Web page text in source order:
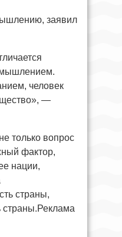
заявил
человек
—
только вопрос
фактор,
нации,
страны,
страны.Реклама